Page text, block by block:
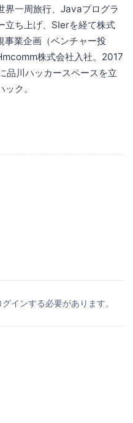
界一周旅行、Javaプログラ
立ち上げ、SIerを経て株式
事業企画（ベンチャー投
株式会社入社。2017
品川ハッカースペースを立
ク。
インする必要があります。